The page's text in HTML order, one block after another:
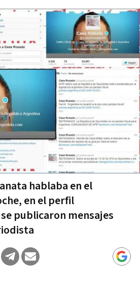
hablaba en el
en el perfil
publicaron mensajes